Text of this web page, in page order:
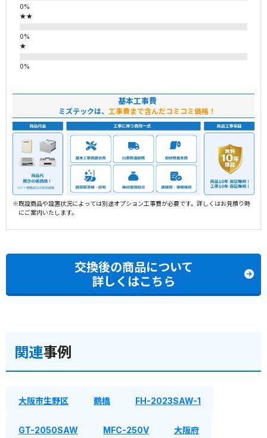
★★
★
基本工事費
ミズテックは、 工事費まで含んだコミコミ価格！
※既設商品や設置状況によっては別途オプション工事費が必要です。詳しくはお見積り時
にご案内いたします。
交換後の商品について
詳しくはこちら
関連事例
大阪市生野区 鶴橋 FH-2023SAW-1
GT-2050SAW MFC-250V 大阪府